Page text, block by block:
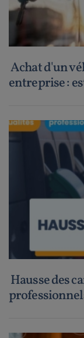
Achat d'un
entreprise :
Hausse des